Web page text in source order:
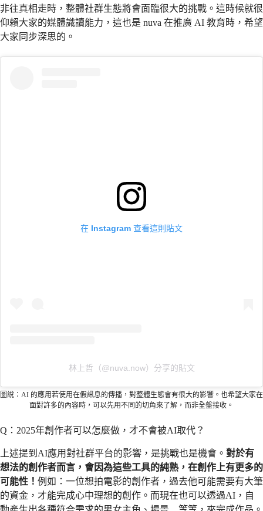
非往真相走時，整體社群生態將會面臨很大的挑戰。這時候就很
仰賴大家的媒體識讀能力，這也是 nuva 在推廣 AI 教育時，希望
大家同步深思的。
在 Instagram 查看這則貼文
林上哲（@nuva.now）分享的貼文
圖說：AI 的應用若使用在假訊息的傳播，對整體生態會有很大的影響。也希望大家在
面對許多的內容時，可以先用不同的切角來了解，而非全盤接收。
Q：2025年創作者可以怎麼做，才不會被AI取代？
上述提到AI應用對社群平台的影響，是挑戰也是機會。 對於有
想法的創作者而言，會因為這些工具的純熟，在創作上有更多的
可能性！ 例如：一位想拍電影的創作者，過去他可能需要有大筆
的資金，才能完成心中理想的創作。而現在也可以透過AI，自